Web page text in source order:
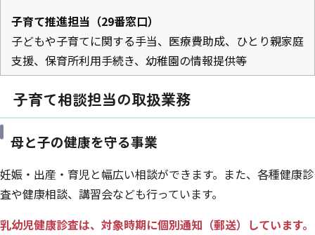
子育て推進担当（29番窓口）
子どもや子育てに関する手当、医療費助成、ひとり親家庭
支援、保育所利用手続き、幼稚園の情報提供等
子育て相談担当の取扱業務
母と子の健康を守る事業
妊娠・出産・育児と幅広い相談ができます。また、各種健康診
査や健康相談、講習会なども行っています。
乳幼児健康診査は、対象時期に個別通知（郵送）しています。